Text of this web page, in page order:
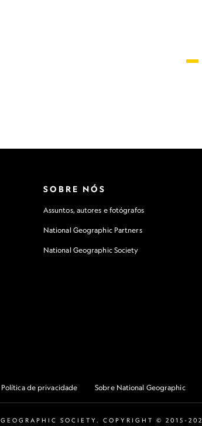
SOBRE NÓS
Assuntos, autores e fotógrafos
National Geographic Partners
National Geographic Society
Política de privacidade Sobre National Geographic
SOCIETY. COPYRIGHT © 2015-